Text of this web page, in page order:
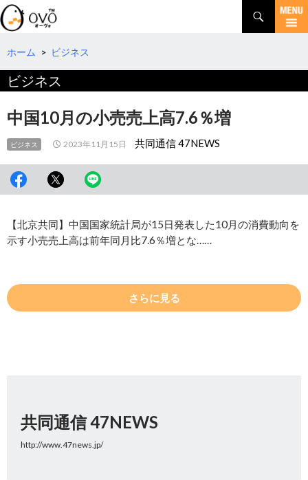
検
索
コ
テ
へ
動
ホーム > ビジネス
ビジネス
中国10月の小売売上高7.6％増
ビジネス 2023年11月15日 共同通信 47NEWS
【北京共同】中国国家統計局が15日発表した10月の消費動向を
示す小売売上高は前年同月比7.6％増とな……
さらに見る
共同通信 47NEWS
http://www.47news.jp/